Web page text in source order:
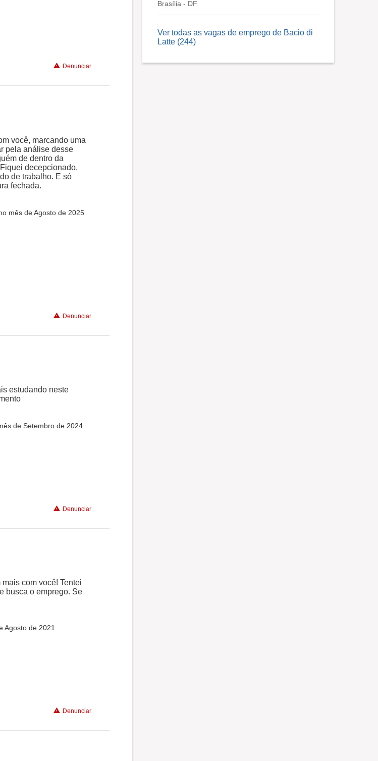
Denunciar
você, marcando uma
pela análise desse
de dentro da
decepcionado,
de trabalho. E só
fechada.
mês de Agosto de 2025
Denunciar
estudando neste
de Setembro de 2024
Denunciar
com você! Tentei
busca o emprego. Se
Agosto de 2021
Denunciar
Brasília - DF
Ver todas as vagas de emprego de Bacio di
Latte (244)